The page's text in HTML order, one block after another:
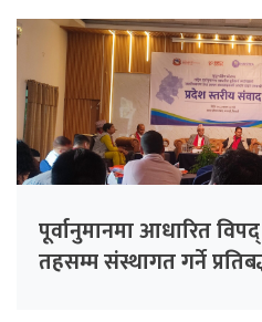
पूर्वानुमानमा आधारित
तहसम्म संस्थागत गर्ने